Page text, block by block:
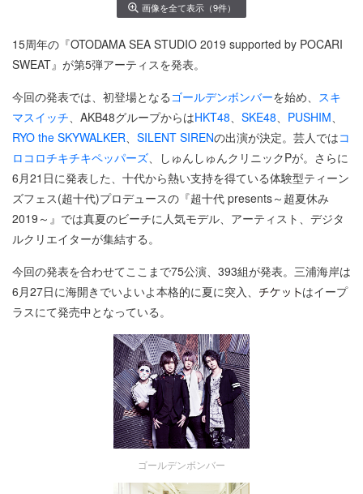
画像を全て表示（9件）
15周年の『OTODAMA SEA STUDIO 2019 supported by POCARI
SWEAT』が第5弾アーティスを発表。
今回の発表では、初登場となるゴールデンボンバーを始め、 スキ
マスイッチ、AKB48グループからはHKT48、 SKE48、 PUSHIM、
RYO the SKYWALKER、 SILENT SIRENの出演が決定。芸人ではコ
ロコロチキチキペッパーズ、しゅんしゅんクリニックPが。さらに
6月21日に発表した、十代から熱い支持を得ている体験型ティーン
ズフェス(超十代)プロデュースの『超十代 presents～超夏休み
2019～』では真夏のビーチに人気モデル、アーティスト、デジタ
ルクリエイターが集結する。
今回の発表を合わせてここまで75公演、393組が発表。三浦海岸は
6月27日に海開きでいよいよ本格的に夏に突入、
はイープ
ラスにて発売中となっている。
ゴールデンボンバー